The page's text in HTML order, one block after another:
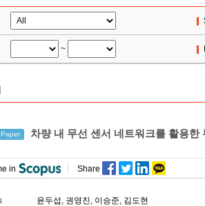
~
차량 내 무선 센서 네트워크를 활용
in Share
윤두섭 , 권영진, 이승준, 김도현